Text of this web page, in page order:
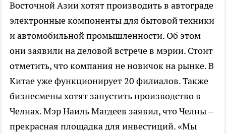
Восточной Азии хотят производить в автограде
электронные компоненты для бытовой техники
и автомобильной промышленности. Об этом
они заявили на деловой встрече в мэрии. Стоит
отметить, что компания не новичок на рынке. В
Китае уже функционирует 20 филиалов. Также
бизнесмены хотят запустить производство в
Челнах. Мэр Наиль Магдеев заявил, что Челны –
прекрасная площадка для инвестиций. «Мы